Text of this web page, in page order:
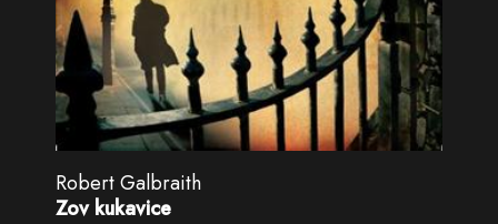
Robert Galbraith
Zov kukavice